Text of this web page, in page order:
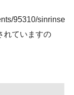
95310/sinrinse
れていますの